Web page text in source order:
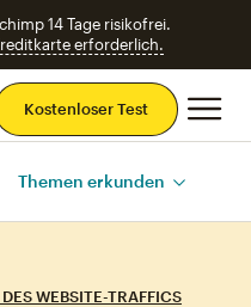
14 Tage risikofrei.
erforderlich.
Kostenloser Test
Themen erkunden
WEBSITE-TRAFFICS